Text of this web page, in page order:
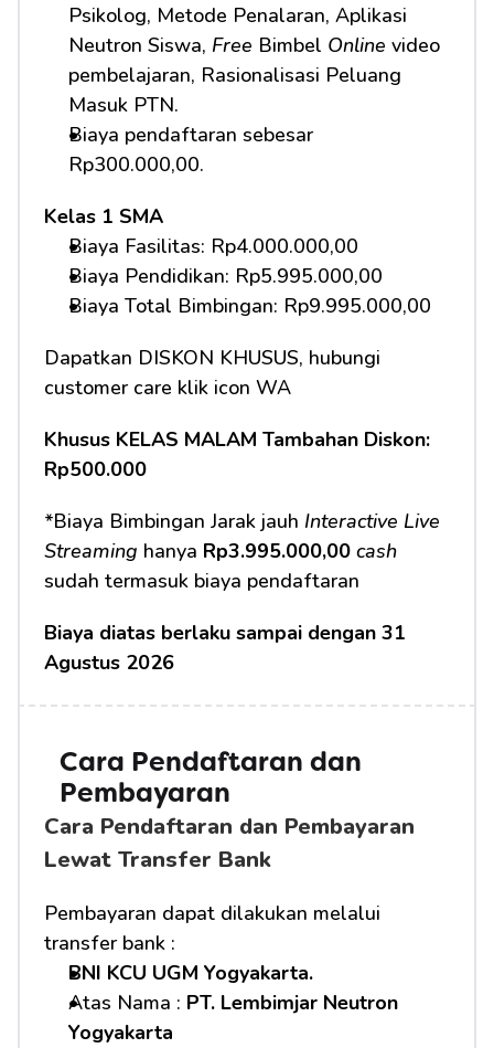
Psikolog, Metode Penalaran, Aplikasi
Neutron Siswa, Free Bimbel Online video
pembelajaran, Rasionalisasi Peluang
Masuk PTN.
Biaya pendaftaran sebesar
Rp300.000,00.
Kelas 1 SMA
Biaya Fasilitas: Rp4.000.000,00
Biaya Pendidikan: Rp5.995.000,00
Biaya Total Bimbingan: Rp9.995.000,00
Dapatkan DISKON KHUSUS, hubungi
customer care klik icon WA
Khusus KELAS MALAM Tambahan Diskon:
Rp500.000
*Biaya Bimbingan Jarak jauh Interactive Live
Streaming hanya Rp3.995.000,00 cash
sudah termasuk biaya pendaftaran
Biaya diatas berlaku sampai dengan 31
Agustus 2026
Cara Pendaftaran dan
Pembayaran
Cara Pendaftaran dan Pembayaran
Lewat Transfer Bank
Pembayaran dapat dilakukan melalui
transfer bank :
BNI KCU UGM Yogyakarta.
Atas Nama : PT. Lembimjar Neutron
Yogyakarta